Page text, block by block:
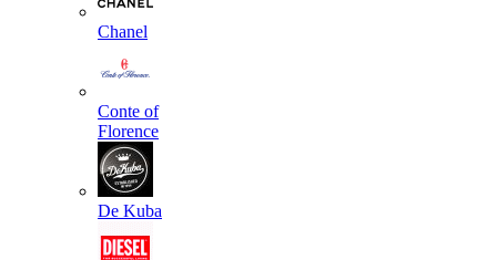
Chanel
Conte of
Florence
De Kuba